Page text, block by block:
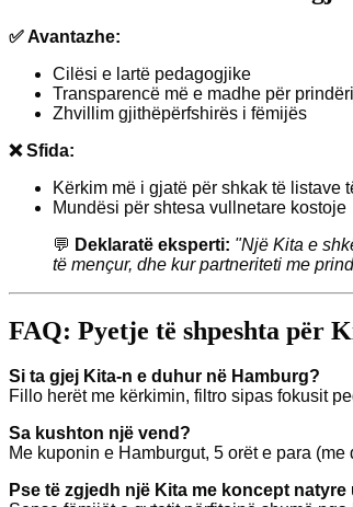
✅ Avantazhe:
Cilësi e lartë pedagogjike
Transparencë më e madhe për
Zhvillim gjithëpërfshirës i fëmijës
❌ Sfida:
Kërkim më i gjatë për shkak të listave
Mundësi për shtesa vullnetare kostoje
💬 Deklaratë eksperti: "Një Kita e
të mençur, dhe kur partneriteti me
FAQ: Pyetje të shpeshta për
Si ta gjej Kita-n e duhur në Hamburg?
Fillo herët me kërkimin, filtro sipas fokusit
Sa kushton një vend?
Me kuponin e Hamburgut, 5 orët e para
Pse të zgjedh një Kita me koncept natyre